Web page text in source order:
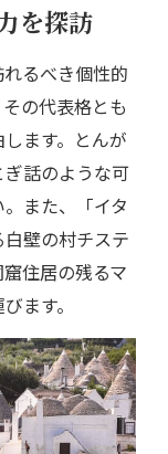
を探訪
るべき個性的
の代表格とも
ます。とんが
話のような可
また、「イタ
壁の村チステ
住居の残るマ
ます。